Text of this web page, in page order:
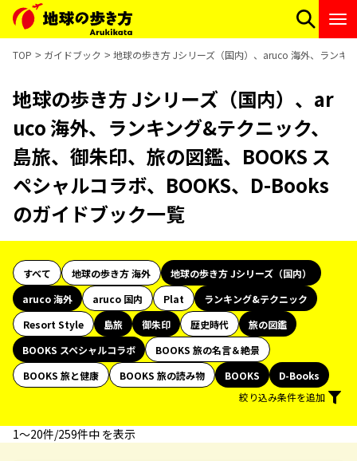
TOP ガイドブック 地球の歩き方 Jシリーズ（国内）、aruco 海外、ランキ
地球の歩き方 Jシリーズ（国内）、ar
uco 海外、ランキング&テクニック、
島旅、御朱印、旅の図鑑、BOOKS ス
ペシャルコラボ、BOOKS、D-Books
のガイドブック一覧
すべて 地球の歩き方 海外
地球の歩き方 Jシリーズ（国内）
aruco 海外
aruco 国内 Plat
ランキング&テクニック
Resort Style
島旅 御朱印 歴史時代
旅の図鑑
BOOKS スペシャルコラボ
BOOKS 旅の名言＆絶景
BOOKS 旅と健康
BOOKS 旅の読み物 BOOKS
D-Books
絞り込み条件を追加
1〜20件/259件中 を表示